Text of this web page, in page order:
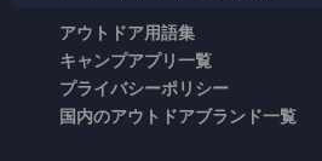
アウトドア用語集
キャンプアプリ一覧
プライバシーポリシー
国内のアウトドアブランド一覧